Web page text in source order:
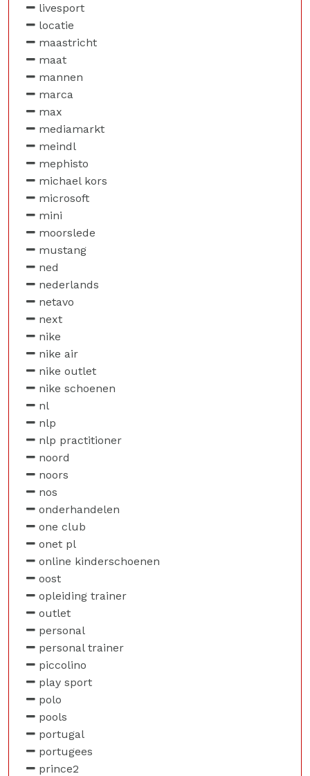
livesport
locatie
maastricht
maat
mannen
marca
max
mediamarkt
meindl
mephisto
michael kors
microsoft
mini
moorslede
mustang
ned
nederlands
netavo
next
nike
nike air
nike outlet
nike schoenen
nl
nlp
nlp practitioner
noord
noors
nos
onderhandelen
one club
onet pl
online kinderschoenen
oost
opleiding trainer
outlet
personal
personal trainer
piccolino
play sport
polo
pools
portugal
portugees
prince2